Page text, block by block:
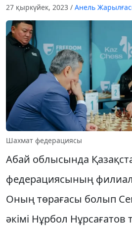
27 қыркүйек, 2023 / Анель
Шахмат федерациясы
Абай облысында
федерациясының
Оның төрағасы болып
әкімі Нұрбол